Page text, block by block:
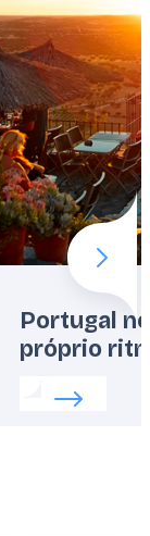
na Alemanha
Portugal
próprio
Read more
Next